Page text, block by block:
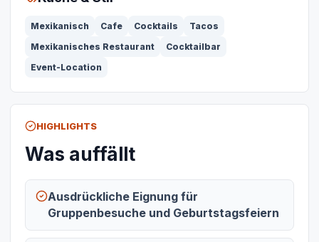
Mexikanisch Cafe Cocktails
Tacos
Mexikanisches Restaurant
Cocktailbar
Event-Location
HIGHLIGHTS
Was auffällt
Ausdrückliche Eignung für
Gruppenbesuche und Geburtstagsfeiern